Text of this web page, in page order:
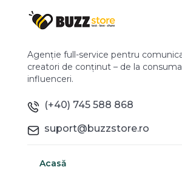
Agenție full-service pentru
creatori de conținut – de la
influenceri.
(+40) 745 588 868
suport@buzzstore.ro
Acasă